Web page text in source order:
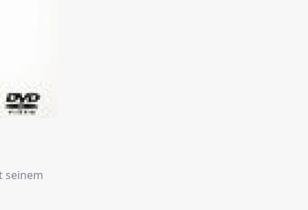
seinem